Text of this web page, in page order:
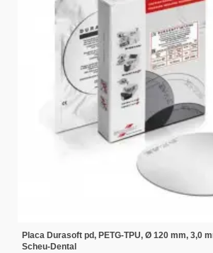
Placa Durasoft pd, PETG-TPU, Ø 120 mm, 3,0
Scheu-Dental